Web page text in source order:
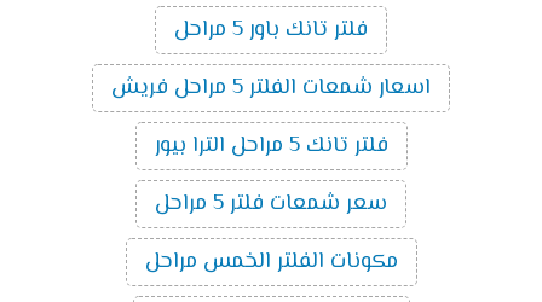
فلتر تانك باور 5 مراحل
اسعار شمعات الفلتر 5 مراحل فريش
فلتر تانك 5 مراحل الترا بيور
سعر شمعات فلتر 5 مراحل
مكونات الفلتر الخمس مراحل